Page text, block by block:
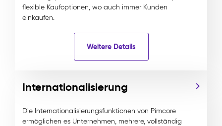
flexible Kaufoptionen, wo auch immer Kunden
einkaufen.
Weitere Details
Internationalisierung
Die Internationalisierungsfunktionen von Pimcore
ermöglichen es Unternehmen, mehrere, vollständig